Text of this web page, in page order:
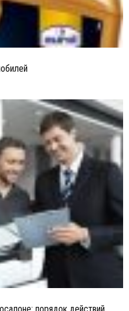
порядок действий